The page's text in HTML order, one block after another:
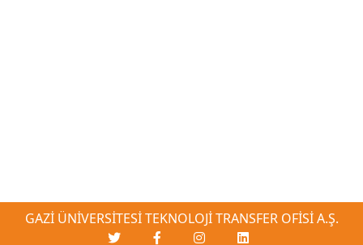
GAZİ ÜNİVERSİTESİ TEKNOLOJİ TRANSFER OFİSİ A.Ş.